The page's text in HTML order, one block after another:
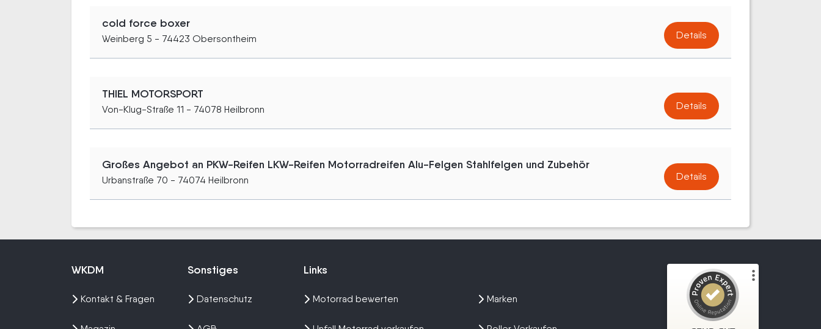
cold force boxer
Weinberg 5 - 74423 Obersontheim Details
THIEL MOTORSPORT
Von-Klug-Straße 11 - 74078 Heilbronn Details
Großes Angebot an PKW-Reifen LKW-Reifen Motorradreifen Alu-Felgen Stahlfelgen und Zubehör
Urbanstraße 70 - 74074 Heilbronn Details
WKDM
Kontakt & Fragen
Sonstiges
Datenschutz
Links
Motorrad bewerten Marken
Kundenbewertungen und Erfahrungen zu
Wir kaufen dein Motorrad